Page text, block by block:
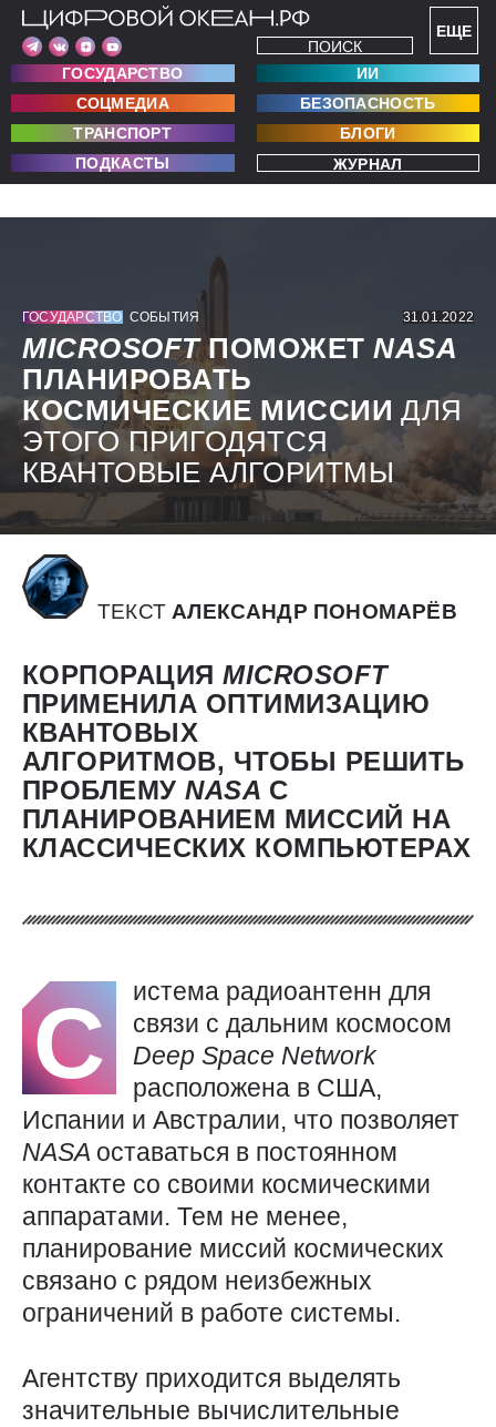
ЕЩЕ
ПОИСК
ГОСУДАРСТВО
ИИ
СОЦМЕДИА
БЕЗОПАСНОСТЬ
ТРАНСПОРТ
БЛОГИ
ПОДКАСТЫ
ЖУРНАЛ
ГОСУДАРСТВО СОБЫТИЯ 31.01.2022
MICROSOFTПОМОЖЕТNASA
ПЛАНИРОВАТЬ
КОСМИЧЕСКИЕ МИССИИ ДЛЯ
ЭТОГО ПРИГОДЯТСЯ
КВАНТОВЫЕ АЛГОРИТМЫ
ТЕКСТ АЛЕКСАНДР ПОНОМАРЁВ
КОРПОРАЦИЯMICROSOFT
ПРИМЕНИЛА ОПТИМИЗАЦИЮ
КВАНТОВЫХ
АЛГОРИТМОВ, ЧТОБЫ РЕШИТЬ
ПРОБЛЕМУNASA С
ПЛАНИРОВАНИЕМ МИССИЙ НА
КЛАССИЧЕСКИХ КОМПЬЮТЕРАХ
С
истема радиоантенн для
связи с дальним космосом
Deep Space Network
расположена в США,
Испании и Австралии, что позволяет
NASA оставаться в постоянном
контакте со своими космическими
аппаратами. Тем не менее,
планирование миссий космических
связано с рядом неизбежных
ограничений в работе системы.
Агентству приходится выделять
значительные вычислительные